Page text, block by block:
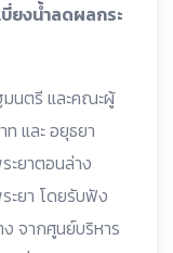
ยงน้ำลดผลกระ
นตรี และคณะผู้
และ อยุธยา
ยาตอนล่าง
ะยา โดยรับฟัง
จากศูนย์บริหาร